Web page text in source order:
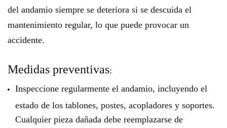
del andamio siempre se deteriora si se descuida el
mantenimiento regular, lo que puede provocar un
accidente.
Medidas preventivas:
Inspeccione regularmente el andamio, incluyendo el
estado de los tablones, postes, acopladores y soportes.
Cualquier pieza dañada debe reemplazarse de